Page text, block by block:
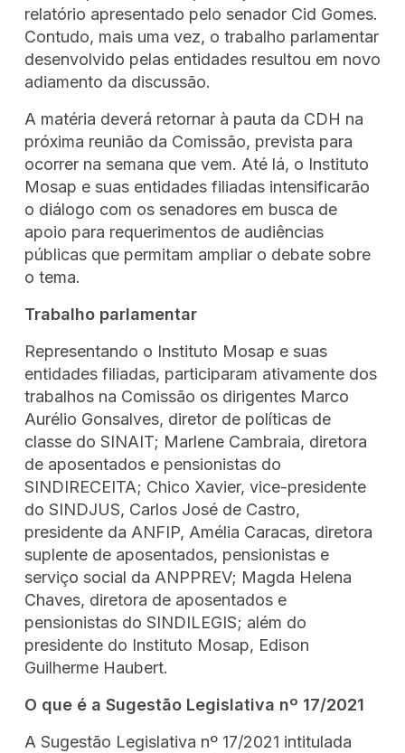
relatório apresentado pelo senador Cid Gomes.
Contudo, mais uma vez, o trabalho parlamentar
desenvolvido pelas entidades resultou em novo
adiamento da discussão.
A matéria deverá retornar à pauta da CDH na
próxima reunião da Comissão, prevista para
ocorrer na semana que vem. Até lá, o Instituto
Mosap e suas entidades filiadas intensificarão
o diálogo com os senadores em busca de
apoio para requerimentos de audiências
públicas que permitam ampliar o debate sobre
o tema.
Trabalho parlamentar
Representando o Instituto Mosap e suas
entidades filiadas, participaram ativamente dos
trabalhos na Comissão os dirigentes Marco
Aurélio Gonsalves, diretor de políticas de
classe do SINAIT; Marlene Cambraia, diretora
de aposentados e pensionistas do
SINDIRECEITA; Chico Xavier, vice-presidente
do SINDJUS, Carlos José de Castro,
presidente da ANFIP, Amélia Caracas, diretora
suplente de aposentados, pensionistas e
serviço social da ANPPREV; Magda Helena
Chaves, diretora de aposentados e
pensionistas do SINDILEGIS; além do
presidente do Instituto Mosap, Edison
Guilherme Haubert.
O que é a Sugestão Legislativa nº 17/2021
A Sugestão Legislativa nº 17/2021 intitulada